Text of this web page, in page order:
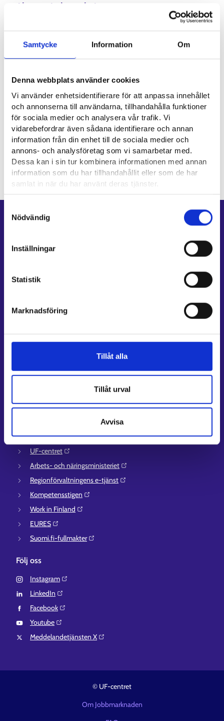
Samtycke Information Om
Denna webbplats använder cookies
Vi använder enhetsidentifierare för att anpassa innehållet
och annonserna till användarna, tillhandahålla funktioner
för sociala medier och analysera vår trafik. Vi
vidarebefordrar även sådana identifierare och annan
information från din enhet till de sociala medier och
annons- och analysföretag som vi samarbetar med.
Dessa kan i sin tur kombinera informationen med annan
information som du har tillhandahållit eller som de har
samlat in när du har använt deras tjänster.
Cookies
Nödvändig
Inställningar
Statistik
Marknadsföring
Tillåt alla
Tillåt urval
Avvisa
Alternativ beteckning
Nyttiga länkar
Maa- ja metsätaloustuottajain Keskusliitto MTK ry ⁠
Yrkesområde
Naturresurs- och miljöbransch
Genvägar
Min karriärstig
Lediga arbetsplatser
Stöd och respons
UF-centret⁠
Arbets- och näringsministeriet⁠
Regionförvaltningens e-tjänst⁠
Kompetensstigen⁠
Work in Finland⁠
EURES⁠
Suomi.fi-fullmakter⁠
Följ oss
Instagram⁠
LinkedIn⁠
Facebook⁠
Youtube⁠
Meddelandetjänsten X⁠
© UF-centret
Om Jobbmarknaden